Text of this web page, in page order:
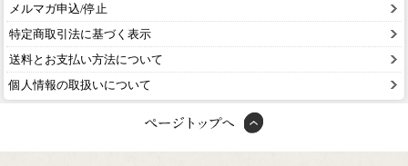
メルマガ申込/停止
特定商取引法に基づく表示
送料とお支払い方法について
個人情報の取扱いについて